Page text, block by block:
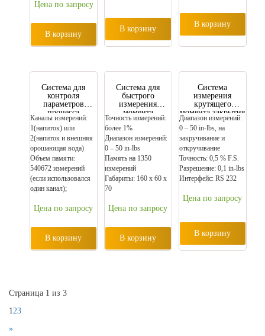
Цена по запросу
В корзину
В корзину
В корзину
Cистема для
контроля
параметров
процесса
пастеризации SF
Past Control
System
Каналы измерений:
1(напиток) или
2(напиток и внешняя
орошающая вода)
Объем памяти:
540672 измерений
(если использовался
один канал);
Цена по запросу
В корзину
Система для
быстрого
измерения
момента
вращения Torque
Tester TS 1000
Точность измерений:
более 1%
Диапазон измерений:
0 – 50 in-lbs
Память на 1350
измерений
Габариты: 160 х 60 х
70
Цена по запросу
В корзину
Система
измерения
крутящего
момента закрытия
бутылки TMS
2000
Диапазон измерений:
0 – 50 in-lbs, на
закручивание и
откручивание
Точность: 0,5 % F.S.
Разрешение: 0,1 in-lbs
Интерфейс: RS 232
Цена по запросу
В корзину
Страница 1 из 3
123
»